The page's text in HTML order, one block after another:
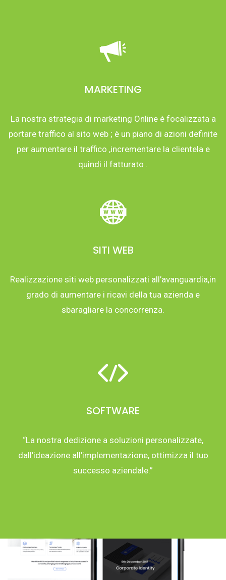
MARKETING
La nostra strategia di marketing Online è focalizzata a
portare traffico al sito web ; è un piano di azioni definite
per aumentare il traffico ,incrementare la clientela e
quindi il fatturato .
SITI WEB
Realizzazione siti web personalizzati all’avanguardia,in
grado di aumentare i ricavi della tua azienda e
sbaragliare la concorrenza.
SOFTWARE
“La nostra dedizione a soluzioni personalizzate,
dall’ideazione all’implementazione, ottimizza il tuo
successo aziendale.”